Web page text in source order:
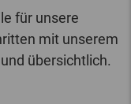
für unsere
mit unserem
übersichtlich.